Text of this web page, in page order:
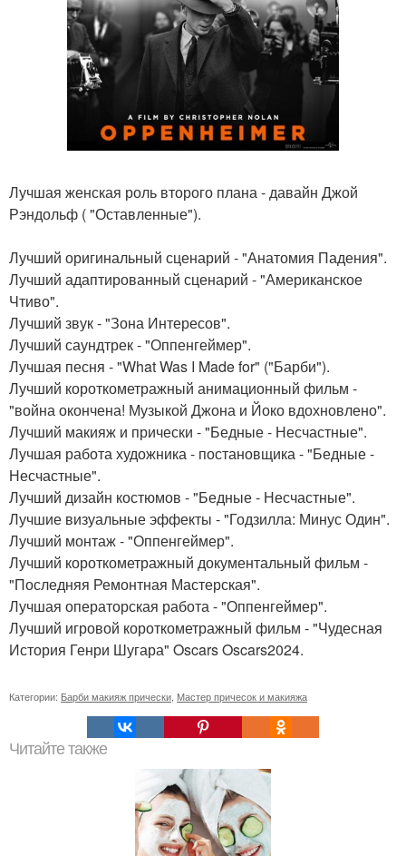
Лучшая женская роль второго плана - давайн Джой
Рэндольф ( "Оставленные").
Лучший оригинальный сценарий - "Анатомия Падения".
Лучший адаптированный сценарий - "Американское
Чтиво".
Лучший звук - "Зона Интересов".
Лучший саундтрек - "Оппенгеймер".
Лучшая песня - "What Was I Made for" ("Барби").
Лучший короткометражный анимационный фильм -
"война окончена! Музыкой Джона и Йоко вдохновлено".
Лучший макияж и прически - "Бедные - Несчастные".
Лучшая работа художника - постановщика - "Бедные -
Несчастные".
Лучший дизайн костюмов - "Бедные - Несчастные".
Лучшие визуальные эффекты - "Годзилла: Минус Один".
Лучший монтаж - "Оппенгеймер".
Лучший короткометражный документальный фильм -
"Последняя Ремонтная Мастерская".
Лучшая операторская работа - "Оппенгеймер".
Лучший игровой короткометражный фильм - "Чудесная
История Генри Шугара" Oscars Oscars2024.
Категории: Барби макияж прически Мастер причесок и макияжа
Читайте также